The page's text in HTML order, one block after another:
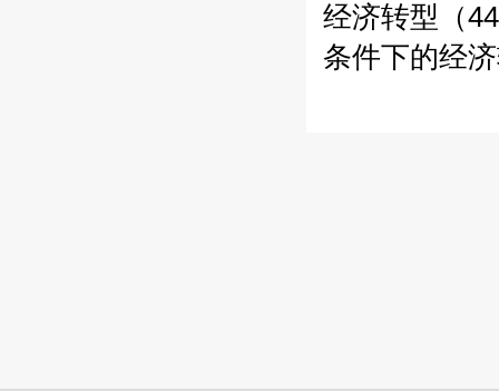
经济转型（
条件下的经